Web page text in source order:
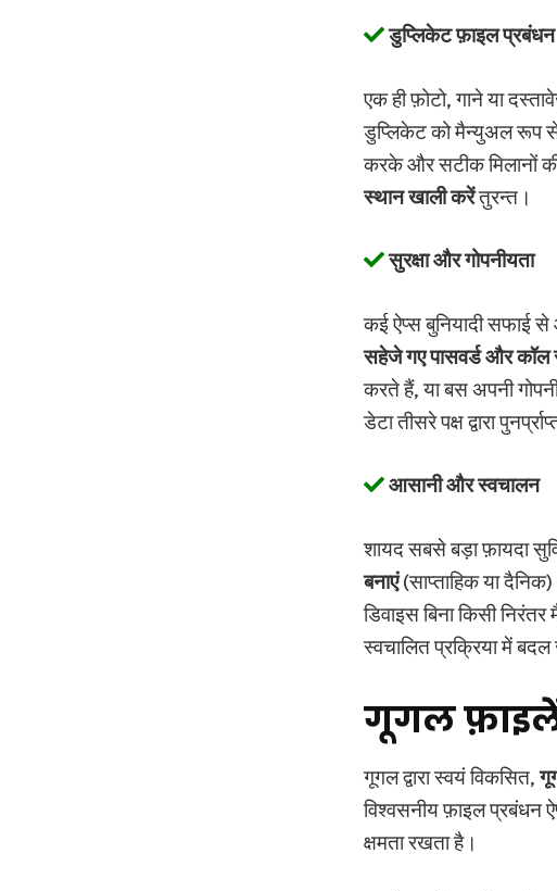
डुप्लिकेट फ़ाइल प्रबंधन
एक ही फ़ोटो, गाने या
डुप्लिकेट को मैन्युअल रूप से
करके और सटीक मिलानों
स्थान खाली करेंतुरन्त।
सुरक्षा और गोपनीयता
कई ऐप्स बुनियादी सफाई
सहेजे गए पासवर्ड और
करते हैं, या बस अपनी
डेटा तीसरे पक्ष द्वारा
आसानी और स्वचालन
शायद सबसे बड़ा फ़ायदा
बनाएं(साप्ताहिक या
डिवाइस बिना किसी
स्वचालित प्रक्रिया में बदल
गूगल फ़ाइलें
गूगल द्वारा स्वयं विकसित,
विश्वसनीय फ़ाइल
क्षमता रखता है।